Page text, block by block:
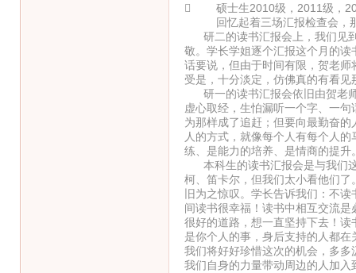
 硕士生2010级，2011级，
回忆起着三场汇报检查会，
研二的读书汇报会上，我们见到
敬。学长学姐逐个汇报这个月的
话要说，但由于时间有限，贺老
受是，十分淡定，仿佛真的有看
研一的读书汇报会依旧由贺老师
虚心取经，生怕漏听一个字、一
为那样成了追赶；但要向最勤奋
人的方式，就像每个人有每个人
练、是能力的培养、是情商的提升
本科生的读书汇报会是与我们这
柯、笛卡尔，但我们太小看他们
旧为之惊叹。学长告诉我们：不
间读书很幸福！读书中相互交流
很好的道路，想一直坚持下去！
是你个人的事，身后支持的人都
我们将好好珍惜这次的机会，多
我们自身的力量带动周边的人加